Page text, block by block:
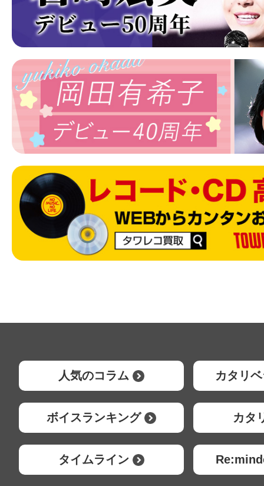
人気のコラム カタリ
ボイスランキング カタ
タイムライン